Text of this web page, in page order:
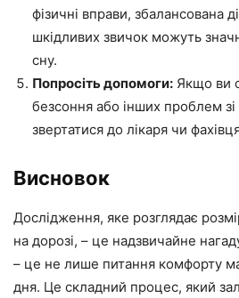
фізичні вправи, збалансована
шкідливих звичок можуть
сну.
Попросіть допомоги: Якщо ви
безсоння або інших проблем
звертатися до лікаря чи
Висновок
Дослідження, яке розглядає
на дорозі, – це надзвичайне
– це не лише питання комфорту
дня. Це складний процес, який